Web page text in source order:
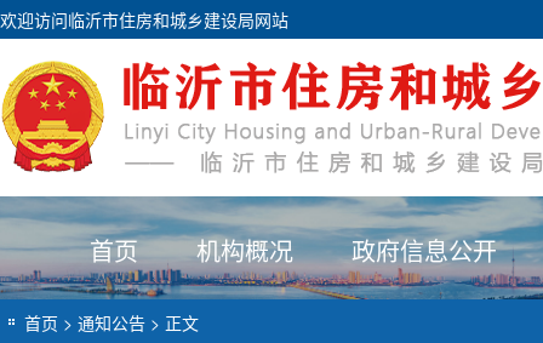
欢迎访问临沂市住房和城乡建设局网站
首页 机构概况 政府信息公开
首页 > 通知公告 > 正文